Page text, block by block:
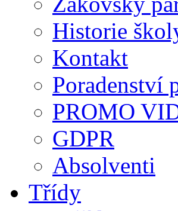
Historie
Kontakt
Poradenství
PROMO
GDPR
Absolventi
Třídy